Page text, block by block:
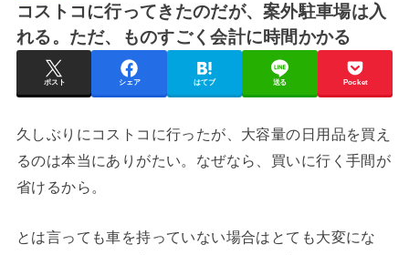
コストコに行ってきたのだが、案外駐車場は入
れる。ただ、ものすごく会計に時間かかる
ポスト シェア はてブ 送る Pocket
久しぶりにコストコに行ったが、大容量の日用品を買え
るのは本当にありがたい。なぜなら、買いに行く手間が
省けるから。
とは言っても車を持っていない場合はとても大変にな